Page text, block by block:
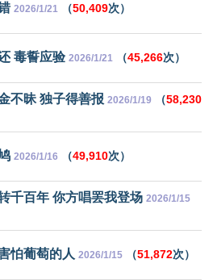
2026/1/21 （50,409次）
毒誓应验 2026/1/21 （45,266次）
不昧 独子得善报 2026/1/19 （58,230
2026/1/16 （49,910次）
千百年 你方唱罢我登场 2026/1/15
怕葡萄的人 2026/1/15 （51,872次）